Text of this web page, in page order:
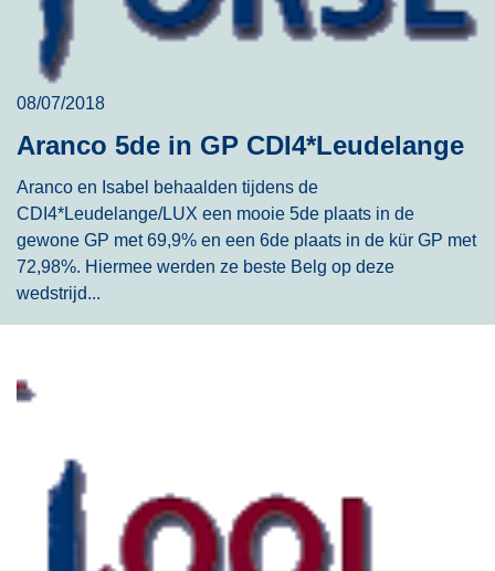
08/07/2018
Aranco 5de in GP CDI4*Leudelange
Aranco en Isabel behaalden tijdens de
CDI4*Leudelange/LUX een mooie 5de plaats in de
gewone GP met 69,9% en een 6de plaats in de kür GP met
72,98%. Hiermee werden ze beste Belg op deze
wedstrijd...